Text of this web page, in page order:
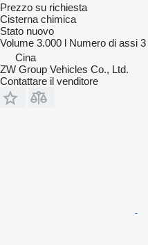
Prezzo su richiesta
Cisterna chimica
Stato nuovo
Volume 3.000 l Numero di assi 3
Cina
ZW Group Vehicles Co., Ltd.
Contattare il venditore